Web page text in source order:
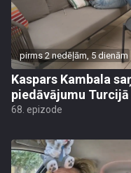
pirms 2 nedēļām, 5 dienām
Kaspars Kambala
piedāvājumu Turcijā
68. epizode